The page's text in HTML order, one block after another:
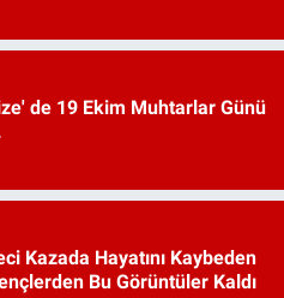
de 19 Ekim Muhtarlar Günü
Kazada Hayatını Kaybeden
Bu Görüntüler Kaldı